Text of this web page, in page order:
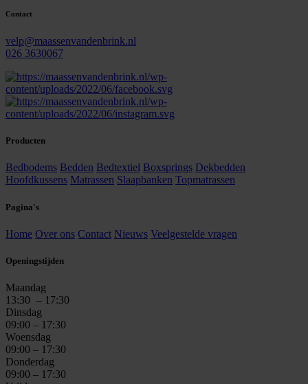
Contact
velp@maassenvandenbrink.nl
026 3630067
Producten
Bedbodems Bedden Bedtextiel Boxsprings Dekbedden
Hoofdkussens Matrassen Slaapbanken Topmatrassen
Pagina's
Home Over ons Contact Nieuws Veelgestelde vragen
Openingstijden
Maandag
13:30 – 17:30
Dinsdag
09:00 – 17:30
Woensdag
09:00 – 17:30
Donderdag
09:00 – 17:30